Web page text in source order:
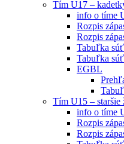
Tím U17 –
info o tíme
Rozpis
Rozpis
Tabuľka
Tabuľka
EGBL
Tím U15 – staršie
info o tíme
Rozpis
Rozpis